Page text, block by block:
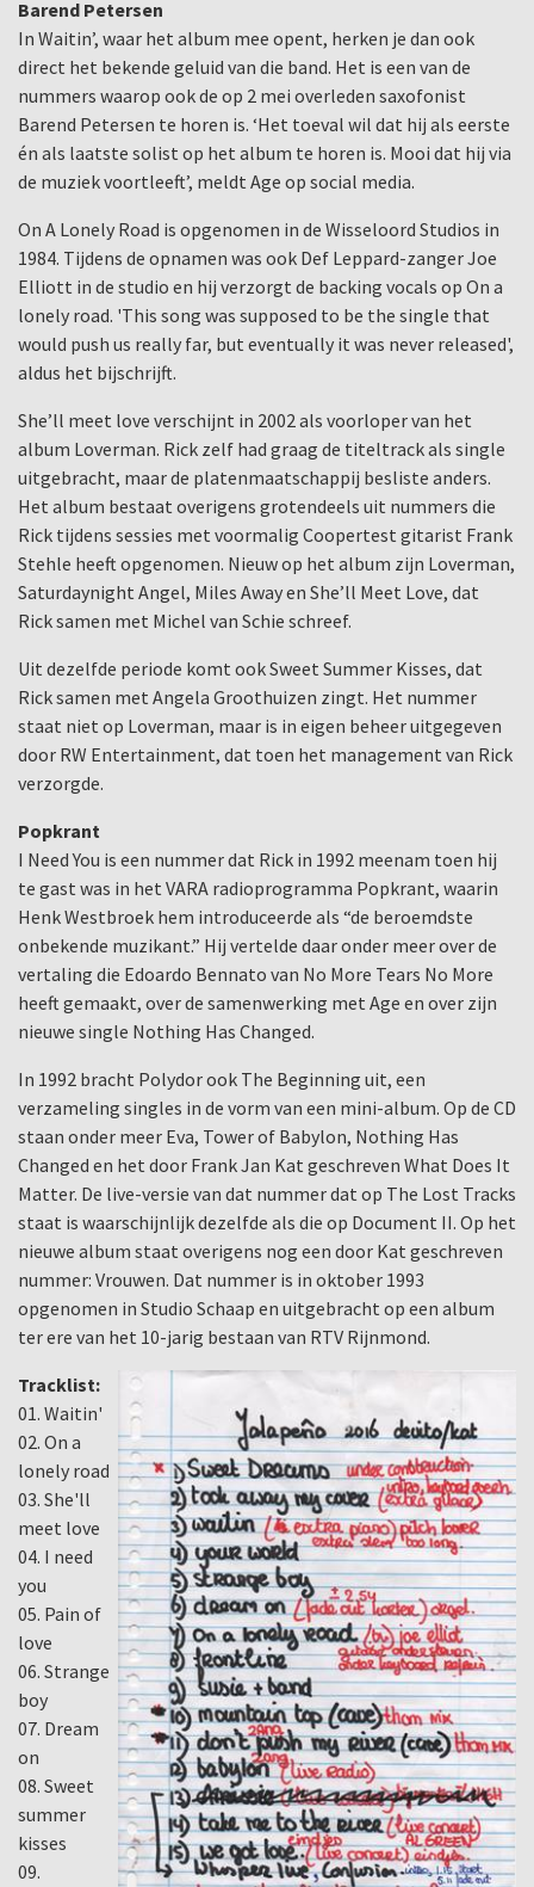
Barend Petersen
In Waitin’, waar het album mee opent, herken je dan ook
direct het bekende geluid van die band. Het is een van de
nummers waarop ook de op 2 mei overleden saxofonist
Barend Petersen te horen is. ‘Het toeval wil dat hij als eerste
én als laatste solist op het album te horen is. Mooi dat hij via
de muziek voortleeft’, meldt Age op social media.
On A Lonely Road is opgenomen in de Wisseloord Studios in
1984. Tijdens de opnamen was ook Def Leppard-zanger Joe
Elliott in de studio en hij verzorgt de backing vocals op On a
lonely road. 'This song was supposed to be the single that
would push us really far, but eventually it was never released',
aldus het bijschrijft.
She’ll meet love verschijnt in 2002 als voorloper van het
album Loverman. Rick zelf had graag de titeltrack als single
uitgebracht, maar de platenmaatschappij besliste anders.
Het album bestaat overigens grotendeels uit nummers die
Rick tijdens sessies met voormalig Coopertest gitarist Frank
Stehle heeft opgenomen. Nieuw op het album zijn Loverman,
Saturdaynight Angel, Miles Away en She’ll Meet Love, dat
Rick samen met Michel van Schie schreef.
Uit dezelfde periode komt ook Sweet Summer Kisses, dat
Rick samen met Angela Groothuizen zingt. Het nummer
staat niet op Loverman, maar is in eigen beheer uitgegeven
door RW Entertainment, dat toen het management van Rick
verzorgde.
Popkrant
I Need You is een nummer dat Rick in 1992 meenam toen hij
te gast was in het VARA radioprogramma Popkrant, waarin
Henk Westbroek hem introduceerde als “de beroemdste
onbekende muzikant.” Hij vertelde daar onder meer over de
vertaling die Edoardo Bennato van No More Tears No More
heeft gemaakt, over de samenwerking met Age en over zijn
nieuwe single Nothing Has Changed.
In 1992 bracht Polydor ook The Beginning uit, een
verzameling singles in de vorm van een mini-album. Op de CD
staan onder meer Eva, Tower of Babylon, Nothing Has
Changed en het door Frank Jan Kat geschreven What Does It
Matter. De live-versie van dat nummer dat op The Lost Tracks
staat is waarschijnlijk dezelfde als die op Document II. Op het
nieuwe album staat overigens nog een door Kat geschreven
nummer: Vrouwen. Dat nummer is in oktober 1993
opgenomen in Studio Schaap en uitgebracht op een album
ter ere van het 10-jarig bestaan van RTV Rijnmond.
Tracklist:
01. Waitin'
02. On a
lonely road
03. She'll
meet love
04. I need
you
05. Pain of
love
06. Strange
boy
07. Dream
on
08. Sweet
summer
kisses
09.